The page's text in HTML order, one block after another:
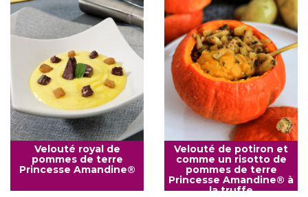
Velouté royal de
pommes de terre
Princesse Amandine®
Velouté de potiron et
comme un risotto de
pommes de terre
Princesse Amandine® à
la truffe